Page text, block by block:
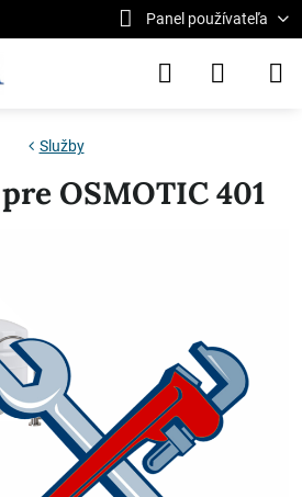
Panel používateľa
Služby
OSMOTIC 401